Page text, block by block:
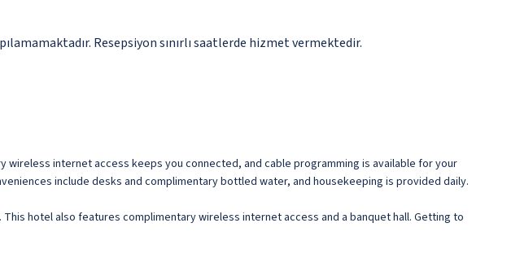
Resepsiyon sınırlı saatlerde hizmet vermektedir.
internet access keeps you connected, and cable programming is available for your
include desks and complimentary bottled water, and housekeeping is provided daily.
hotel also features complimentary wireless internet access and a banquet hall. Getting to